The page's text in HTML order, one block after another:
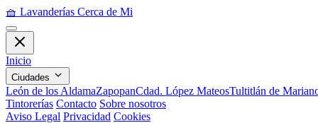
🧺 Lavanderías Cerca de Mi
Inicio
Ciudades
León de los AldamaZapopanCdad. López MateosTultitlán de
Tintorerías Contacto Sobre nosotros
Aviso Legal Privacidad Cookies